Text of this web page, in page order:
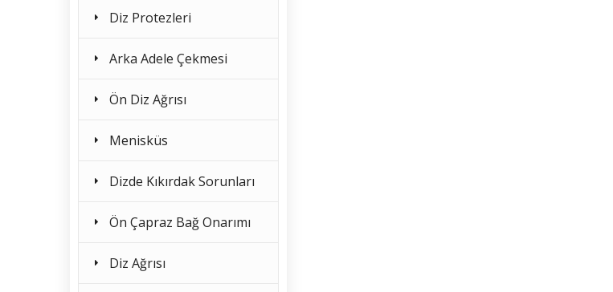
Diz Protezleri
Arka Adele Çekmesi
Ön Diz Ağrısı
Menisküs
Dizde Kıkırdak Sorunları
Ön Çapraz Bağ Onarımı
Diz Ağrısı